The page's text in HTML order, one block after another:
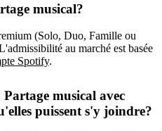
musical?
(Solo, Duo, Famille ou
au marché est basée
Spotify.
musical avec
puissent s'y joindre?